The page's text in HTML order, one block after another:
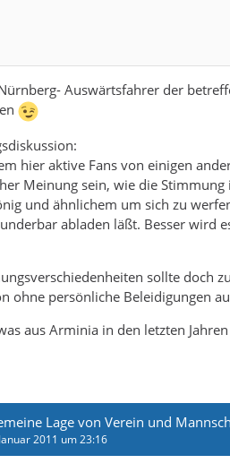
Auswärtsfahrer der
hier aktive Fans von einigen
Meinung sein, wie die
und ähnlichem um sich zu
abladen läßt. Besser wird
sollte doch
ohne persönliche Beleidigungen
aus Arminia in den letzten
Lage von Verein und
2011 um 23:16